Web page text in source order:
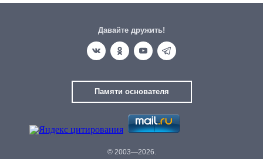
Давайте дружить!
Памяти основателя
© 2003—2026.